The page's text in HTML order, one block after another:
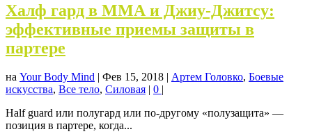
Халф гард в ММА и Джиу-Джитсу:
эффективные приемы защиты в
партере
на Your Body Mind Фев 15, 2018 Артем Головко, Боевые
искусства, Все тело, Силовая 0
Half guard или полугард или по-другому «полузащита» —
позиция в партере, когда...